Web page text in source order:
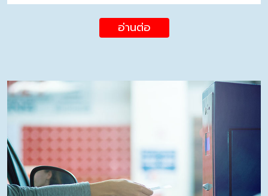
อ่านต่อ